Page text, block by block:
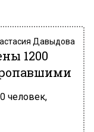
Давыдова
1200